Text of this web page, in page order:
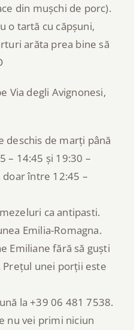
din mușchi de porc).
o tartă cu căpșuni,
arăta prea bine să
Via degli Avignonesi,
deschis de marți până
– 14:45 și 19:30 –
între 12:45 –
ca antipasti.
Emilia-Romagna.
Emiliane fără să guști
Prețul unei porții este
la +39 06 481 7538.
nu vei primi niciun